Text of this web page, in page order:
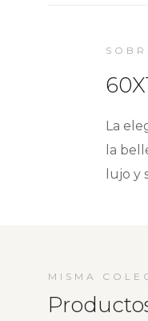
La
la
lujo y
MISMA